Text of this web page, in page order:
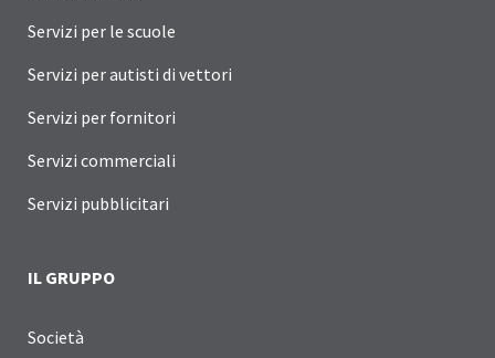
Servizi per le scuole
Servizi per autisti di vettori
Servizi per fornitori
Servizi commerciali
Servizi pubblicitari
IL GRUPPO
Società